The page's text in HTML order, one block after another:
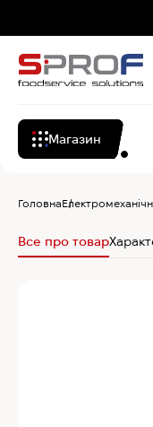
Магазин
Головна
Все про товар